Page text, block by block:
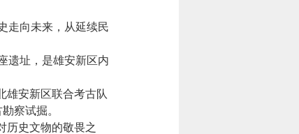
走向未来，从延续民
遗址，是雄安新区内
安新区联合考古队
察试掘。
史文物的敬畏之